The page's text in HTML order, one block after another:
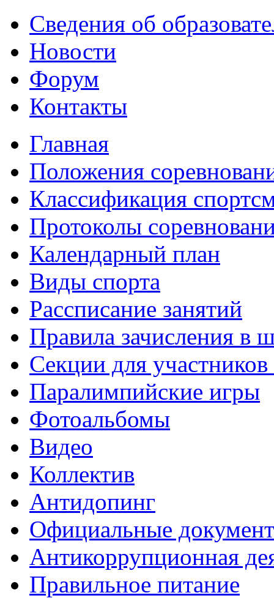
Сведения об
Новости
Форум
Контакты
Главная
Положения
Классификация
Протоколы
Календарный план
Виды спорта
Рассписание занятий
Правила зачисления в
Секции для
Паралимпийские игры
Фотоальбомы
Видео
Коллектив
Антидопинг
Официальные
Антикоррупционная
Правильное питание